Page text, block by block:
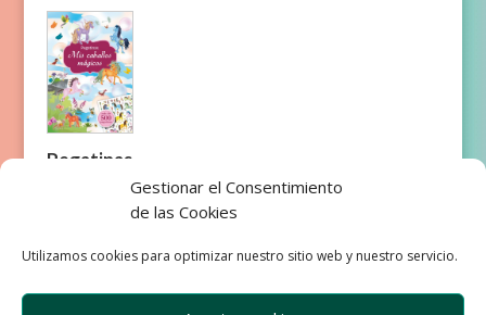
Gestionar el Consentimiento
de las Cookies
Utilizamos cookies para optimizar nuestro sitio web y nuestro servicio.
Pegatinas